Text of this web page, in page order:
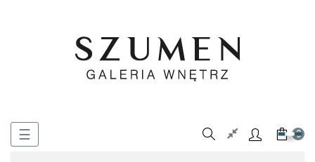
Toggle
☰ 0